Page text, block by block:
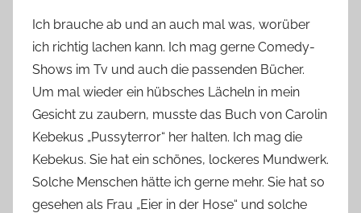
n
Y
v
o
n
n
e
Ich brauche ab und an auch mal was, worüber
ich richtig lachen kann. Ich mag gerne Comedy-
Shows im Tv und auch die passenden Bücher.
Um mal wieder ein hübsches Lächeln in mein
Gesicht zu zaubern, musste das Buch von Carolin
Kebekus „Pussyterror“ her halten. Ich mag die
Kebekus. Sie hat ein schönes, lockeres Mundwerk.
Solche Menschen hätte ich gerne mehr. Sie hat so
gesehen als Frau „Eier in der Hose“ und solche